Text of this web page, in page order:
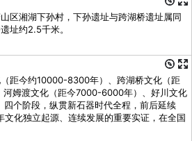
区湘湖下孙村，下孙遗址与跨湖桥遗址属同
址约2.5千米。
距今约10000-8300年）、跨湖桥文化（距
姆渡文化（距今7000-6000年）、好川文化
四个阶段，纵贯新石器时代全程，前后延续
化独立起源、连续发展的重要实证，在全国